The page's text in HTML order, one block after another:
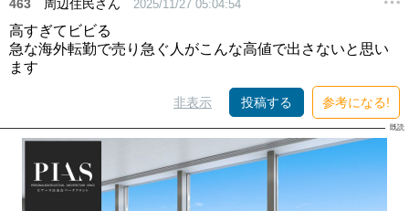
463 周辺住民さん 2025/11/27 05:04:54
高すぎてビビる
急な海外転勤で売り急ぐ人がこんな高値で出さないと思い
ます
非表示 投稿する 参考になる!